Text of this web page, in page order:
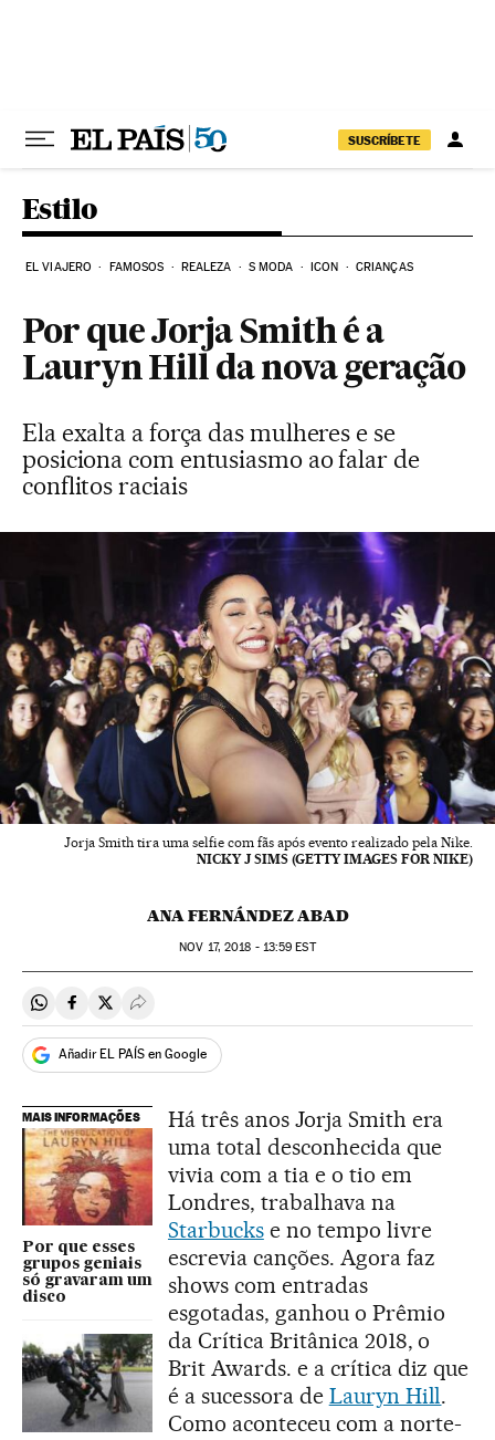
SUSCRÍBETE
Estilo
EL VIAJERO FAMOSOS REALEZA S MODA ICON CRIANÇAS
Por que Jorja Smith é a
Lauryn Hill da nova geração
Ela exalta a força das mulheres e se
posiciona com entusiasmo ao falar de
conflitos raciais
Jorja Smith tira uma selfie com fãs após evento realizado pela Nike.
NICKY J SIMS (GETTY IMAGES FOR NIKE)
ANA FERNÁNDEZ ABAD
NOV 17, 2018 - 13:59 EST
Compartir en Whatsapp
Compartir en Facebook
Compartir en Twitter
Desplegar Redes Sociales
Añadir EL PAÍS en Google
MAIS INFORMAÇÕES
Por que esses
grupos geniais
só gravaram um
disco
Há três anos Jorja Smith era
uma total desconhecida que
vivia com a tia e o tio em
Londres, trabalhava na
Starbuckse no tempo livre
escrevia canções. Agora faz
shows com entradas
esgotadas, ganhou o Prêmio
da Crítica Britânica 2018, o
Brit Awards. e a crítica diz que
é a sucessora de Lauryn Hill.
Como aconteceu com a norte-